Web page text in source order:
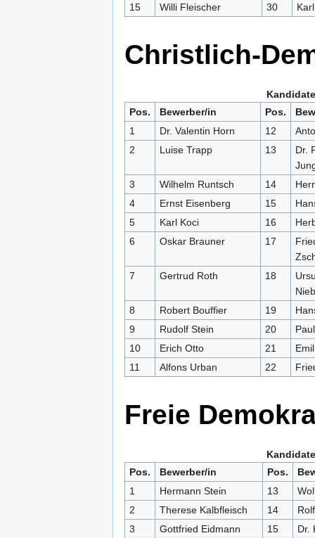
15
Willi Fleischer 30
Christlich-
Pos.
Bewerber/in Pos.
1
Dr. Valentin Horn 12
2
Luise Trapp 13
Dr.
3
Wilhelm Runtsch 14
4
Ernst Eisenberg 15
5
Karl Koci 16
6
Oskar Brauner 17
7
Gertrud Roth 18
8
Robert Bouffier 19
9
Rudolf Stein 20
10
Erich Otto 21
11
Alfons Urban 22
Freie
Pos.
Bewerber/in Pos.
1
Hermann Stein 13
2
Therese Kalbfleisch 14
3
Gottfried Eidmann 15
Dr.